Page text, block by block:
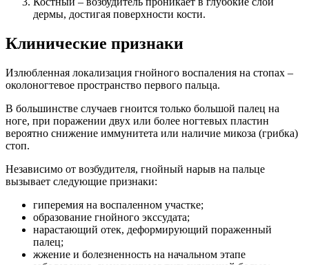
дермы, достигая поверхности кости.
Клинические признаки
Излюбленная локализация гнойного воспаления на стопах –
околоногтевое пространство первого пальца.
В большинстве случаев гноится только большой палец на
ноге, при поражении двух или более ногтевых пластин
вероятно снижение иммунитета или наличие микоза (грибка)
стоп.
Независимо от возбудителя, гнойный нарыв на пальце
вызывает следующие признаки:
гиперемия на воспаленном участке;
образование гнойного экссудата;
нарастающий отек, деформирующий пораженный
палец;
жжение и болезненность на начальном этапе